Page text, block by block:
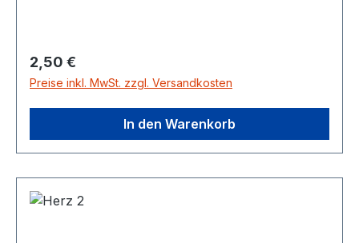
Regulärer Preis:
2,50 €
Preise inkl. MwSt. zzgl. Versandkosten
In den Warenkorb